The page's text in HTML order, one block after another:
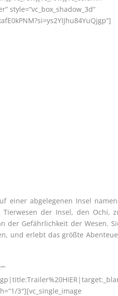
style=“vc_box_shadow_3d“
einer abgelegenen Insel
der Insel, den Ochi,
der Gefährlichkeit der Wesen.
und erlebt das größte
3″][vc_single_image